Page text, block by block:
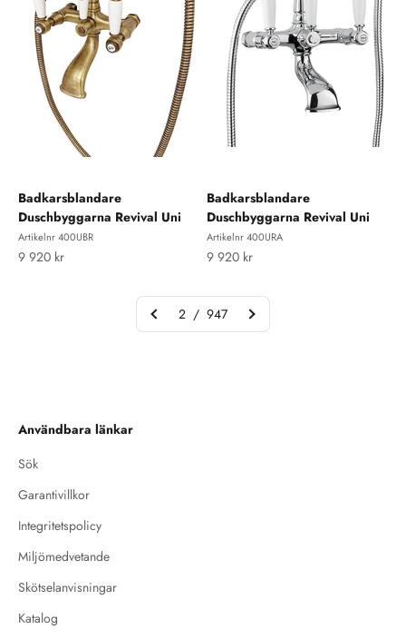
Badkarsblandare
Duschbyggarna Revival Uni
Artikelnr 400UBR
REA-pris
9 920 kr
Badkarsblandare
Duschbyggarna Revival Uni
Artikelnr 400URA
REA-pris
9 920 kr
2 / 947
Användbara länkar
Sök
Garantivillkor
Integritetspolicy
Miljömedvetande
Skötselanvisningar
Katalog